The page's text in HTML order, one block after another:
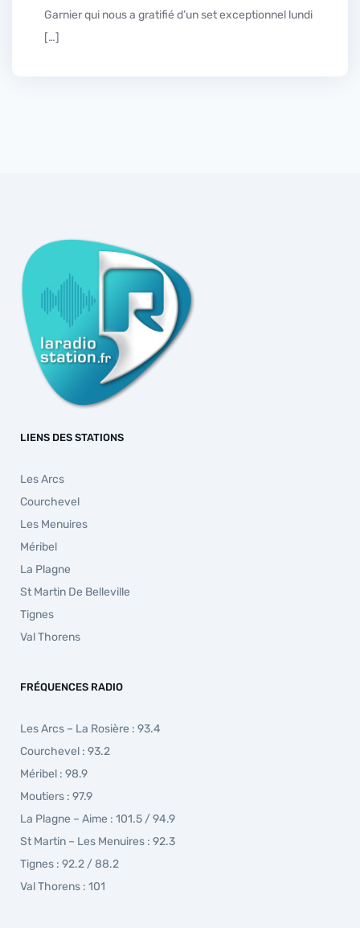
Garnier qui nous a gratifié d’un set exceptionnel lundi
[…]
LIENS DES STATIONS
Les Arcs
Courchevel
Les Menuires
Méribel
La Plagne
St Martin De Belleville
Tignes
Val Thorens
FRÉQUENCES RADIO
Les Arcs – La Rosière : 93.4
Courchevel : 93.2
Méribel : 98.9
Moutiers : 97.9
La Plagne – Aime : 101.5 / 94.9
St Martin – Les Menuires : 92.3
Tignes : 92.2 / 88.2
Val Thorens : 101